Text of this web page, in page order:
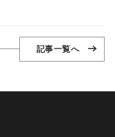
記事一覧へ